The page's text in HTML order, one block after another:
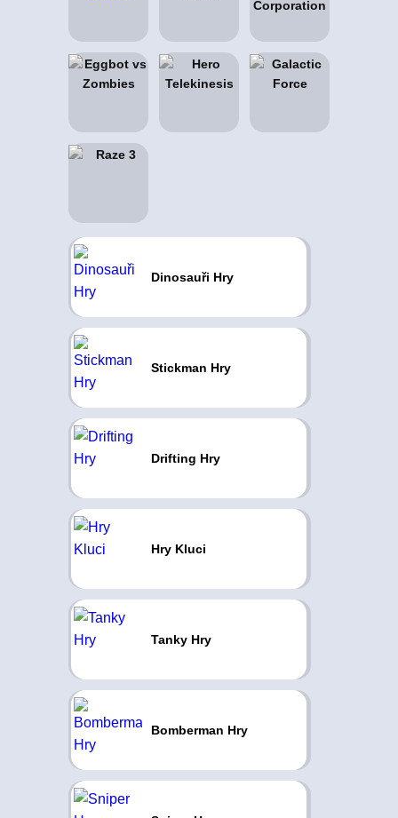
Dinosauři Hry
Stickman Hry
Drifting Hry
Hry Kluci
Tanky Hry
Bomberman Hry